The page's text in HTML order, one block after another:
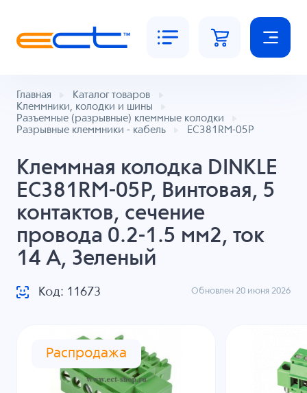
Главная
Каталог товаров
Клеммники, колодки и шины
Разъемные (разрывные) клеммные колодки
Разрывные клеммники - кабель
EC381RM-05P
Клеммная колодка DINKLE
EC381RM-05P, Винтовая, 5
контактов, сечение
провода 0.2-1.5 мм2, ток
14 A, Зеленый
Код: 11673 Обновлен 20 июня 2026
Распродажа